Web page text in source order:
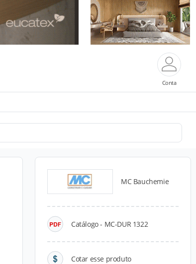
Conta
MC Bauchemie
Catálogo - MC-DUR 1322
Cotar esse produto